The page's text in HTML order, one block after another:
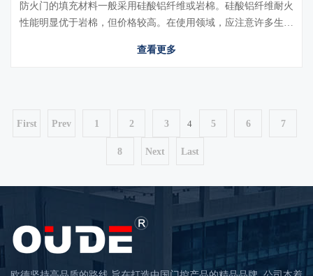
防火门的填充材料一般采用硅酸铝纤维或岩棉。硅酸铝纤维耐火
性能明显优于岩棉，但价格较高。在使用领域，应注意许多生产
查看更多
First Prev 1 2 3 4 5 6 7
8 Next Last